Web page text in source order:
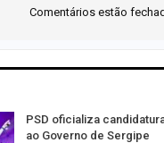
Comentários estão
PSD oficializa
ao Governo de Sergipe